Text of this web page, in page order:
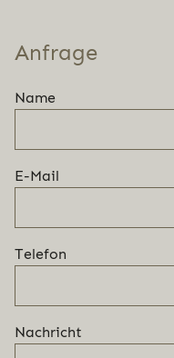
Anfrage
Name
E-Mail
Telefon
Nachricht